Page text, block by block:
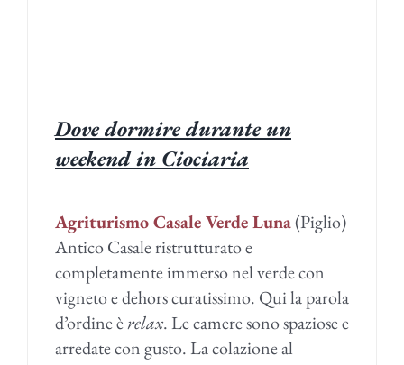
Dove dormire durante un
weekend in Ciociaria
Agriturismo Casale Verde Luna(Piglio)
Antico Casale ristrutturato e
completamente immerso nel verde con
vigneto e dehors curatissimo. Qui la parola
d’ordine èrelax. Le camere sono spaziose e
arredate con gusto. La colazione al